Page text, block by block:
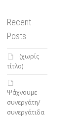
Recent
Posts
(χωρίς
τίτλο)
Ψάχνουμε
συνεργάτη/
συνεργάτιδα